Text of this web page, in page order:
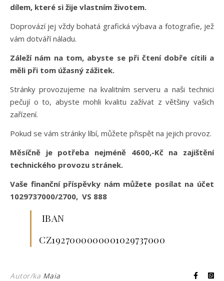
dílem, které si žije vlastním životem.
Doprovází jej vždy bohatá grafická výbava a fotografie, jež
vám dotváří náladu.
Záleží nám na tom, abyste se při čtení dobře cítili a
měli při tom úžasný zážitek.
Stránky provozujeme na kvalitním serveru a naši technici
pečují o to, abyste mohli kvalitu zažívat z většiny vašich
zařízení.
Pokud se vám stránky líbí, můžete přispět na jejich provoz.
Měsíčně je potřeba nejméně 4600,-Kč na zajištění
technického provozu stránek.
Vaše finanční příspěvky nám můžete posílat na účet
1029737000/2700, VS 888
IBAN
CZ1927000000001029737000
Autor/ka Maia